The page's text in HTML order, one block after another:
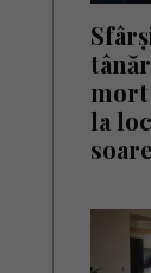
mort
la